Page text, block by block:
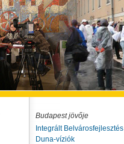
Budapest jövője
Integrált Belvárosfejlesztés
Duna-víziók